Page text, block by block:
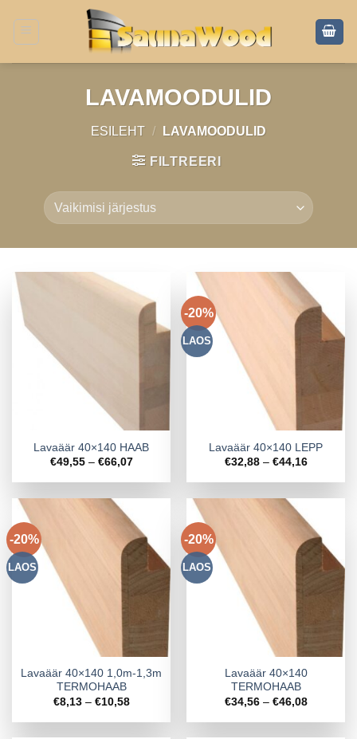
content
LAVAMOODULID
ESILEHT / LAVAMOODULID
FILTREERI
Lavaäär 40×140 HAAB
€49,55 – €66,07Hinnavahemik:
kuni
-20%
LAOS
Lavaäär 40×140 LEPP
€32,88 – €44,16
kuni
-20%
LAOS
Lavaäär 40×140 1,0m-1,3m
TERMOHAAB
€8,13 – €10,58Hinnavahemik:
kuni
-20%
LAOS
Lavaäär 40×140
TERMOHAAB
€34,56 – €46,08
kuni